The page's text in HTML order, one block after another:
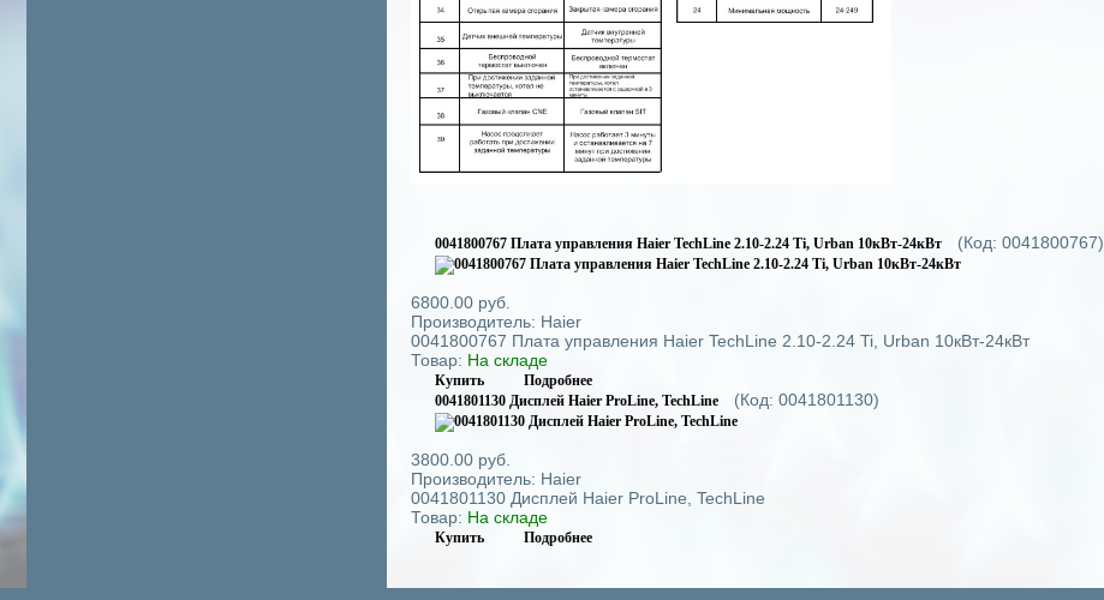
0041800767 Плата управления Haier TechLine 2.10-2.24 Ti, Urban 10кВт-24кВт (Код: 0041800767)
6800.00 руб.
Производитель: Haier
0041800767 Плата управления Haier TechLine 2.10-2.24 Ti, Urban 10кВт-24кВт
Товар: На складе
Купить
Подробнее
0041801130 Дисплей Haier ProLine, TechLine
(Код: 0041801130)
3800.00 руб.
Производитель: Haier
0041801130 Дисплей Haier ProLine, TechLine
Товар: На складе
Купить Подробнее